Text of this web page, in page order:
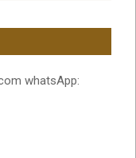
whatsApp: